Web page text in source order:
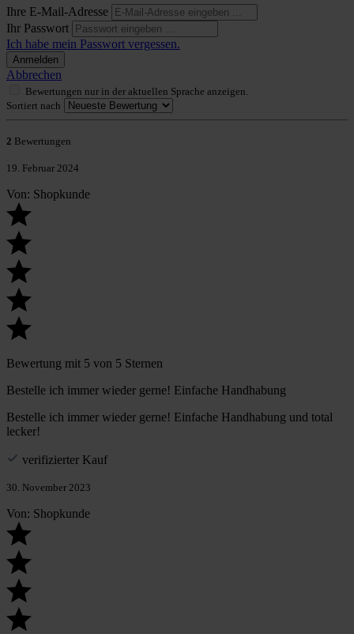
Ihre E-Mail-Adresse
Ihr Passwort
Ich habe mein Passwort vergessen.
Anmelden
Abbrechen
Bewertungen nur in der aktuellen Sprache anzeigen.
Sortiert nach
2 Bewertungen
19. Februar 2024
Von: Shopkunde
Bewertung mit 5 von 5 Sternen
Bestelle ich immer wieder gerne! Einfache Handhabung
Bestelle ich immer wieder gerne! Einfache Handhabung und total
lecker!
verifizierter Kauf
30. November 2023
Von: Shopkunde